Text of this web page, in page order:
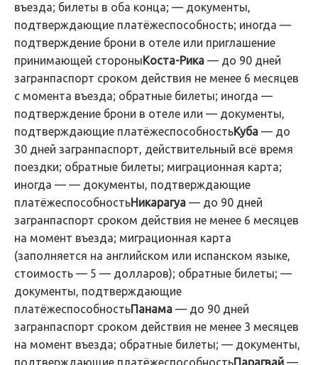
въезда; билеты в оба конца; — документы,
подтверждающие платёжеспособность; иногда —
подтверждение брони в отеле или приглашение
принимающей стороныКоста-Рика — до 90 дней
загранпаспорт сроком действия не менее 6 месяцев
с момента въезда; обратные билеты; иногда —
подтверждение брони в отеле или — документы,
подтверждающие платёжеспособностьКуба — до
30 дней загранпаспорт, действительный всё время
поездки; обратные билеты; миграционная карта;
иногда — — документы, подтверждающие
платёжеспособностьНикарагуа — до 90 дней
загранпаспорт сроком действия не менее 6 месяцев
на момент въезда; миграционная карта
(заполняется на английском или испанском языке,
стоимость — 5 — долларов); обратные билеты; —
документы, подтверждающие
платёжеспособностьПанама — до 90 дней
загранпаспорт сроком действия не менее 3 месяцев
на момент въезда; обратные билеты; — документы,
подтверждающие платёжеспособностьПарагвай —